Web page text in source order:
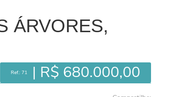
ÁRVORES,
Ref.: 71 | R$ 680.000,00